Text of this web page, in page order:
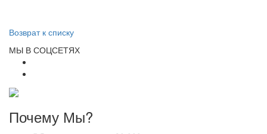
Возврат к списку
МЫ В СОЦСЕТЯХ
Почему Мы?